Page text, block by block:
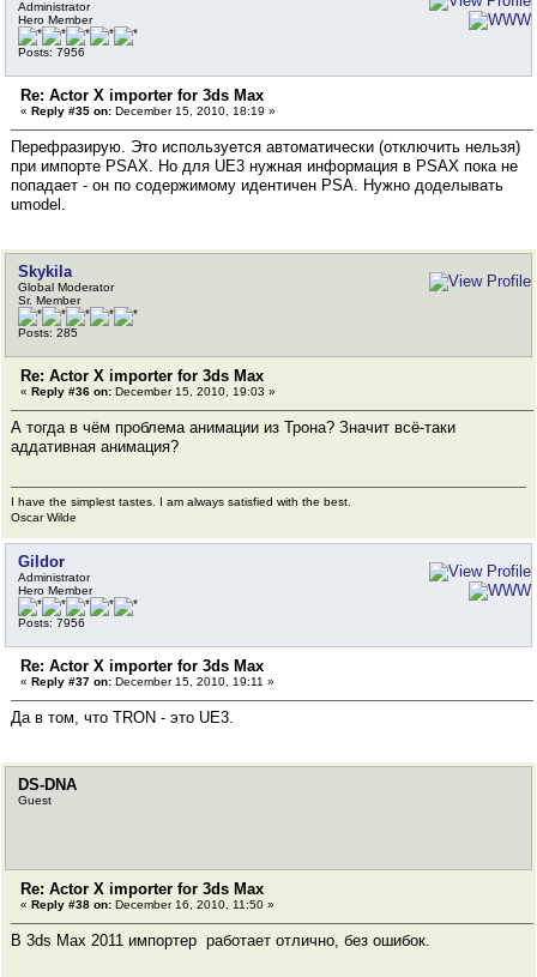
Administrator
Hero Member
Posts: 7956
Re: Actor X importer for 3ds Max
« Reply #35 on: December 15, 2010, 18:19 »
Перефразирую. Это используется автоматически (отключить нельзя)
при импорте PSAX. Но для UE3 нужная информация в PSAX пока не
попадает - он по содержимому идентичен PSA. Нужно доделывать
umodel.
Skykila
Global Moderator
Sr. Member
Posts: 285
Re: Actor X importer for 3ds Max
« Reply #36 on: December 15, 2010, 19:03 »
А тогда в чём проблема анимации из Трона? Значит всё-таки
аддативная анимация?
I have the simplest tastes. I am always satisfied with the best.
Oscar Wilde
Gildor
Administrator
Hero Member
Posts: 7956
Re: Actor X importer for 3ds Max
« Reply #37 on: December 15, 2010, 19:11 »
Да в том, что TRON - это UE3.
DS-DNA
Guest
Re: Actor X importer for 3ds Max
« Reply #38 on: December 16, 2010, 11:50 »
В 3ds Max 2011 импортер работает отлично, без ошибок.